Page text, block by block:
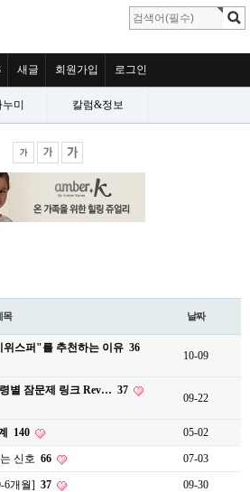
새글 회원가입 로그인
미 칼럼&정보
목 날짜
스퍼"를 추천하는 이유 36
10-09
별 잠문제 링크 Rev… 37
09-22
140 05-02
신호 66 07-03
6개월] 37 09-30